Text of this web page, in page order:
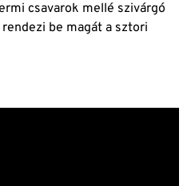
csavarok mellé szivárgó
be magát a sztori